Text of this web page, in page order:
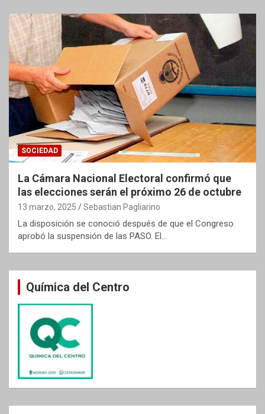
SOCIEDAD
La Cámara Nacional Electoral confirmó que
las elecciones serán el próximo 26 de octubre
13 marzo, 2025 Sebastian Pagliarino
La disposición se conoció después de que el Congreso
aprobó la suspensión de las PASO. El…
Química del Centro